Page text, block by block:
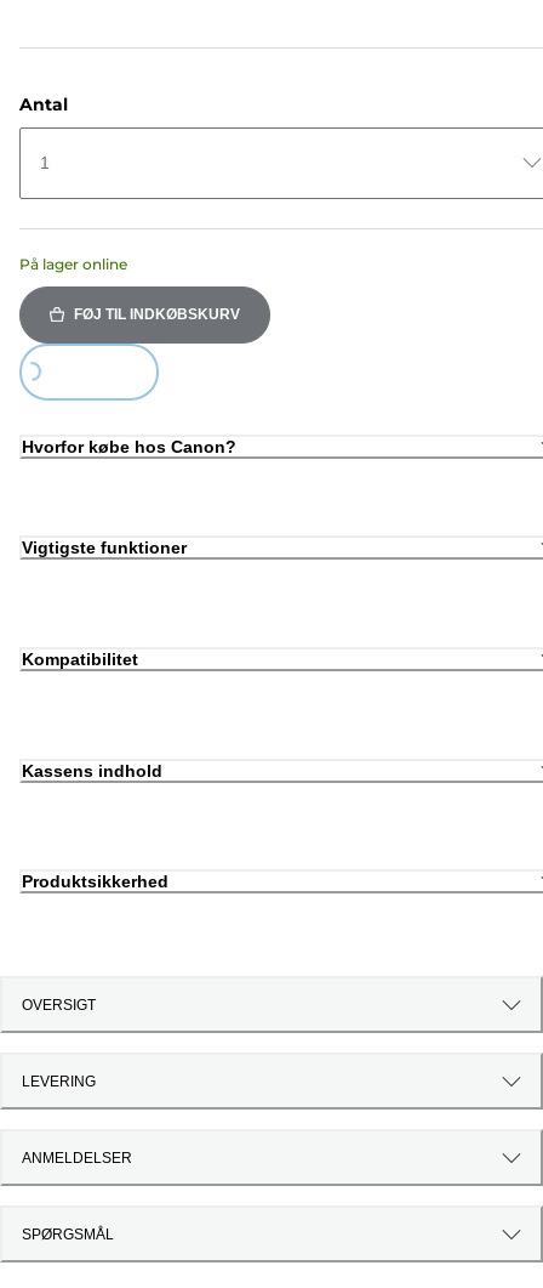
Antal
1
På lager online
FØJ TIL INDKØBSKURV
Loading...
Hvorfor købe hos Canon?
Vigtigste funktioner
Kompatibilitet
Kassens indhold
Produktsikkerhed
OVERSIGT
LEVERING
ANMELDELSER
SPØRGSMÅL